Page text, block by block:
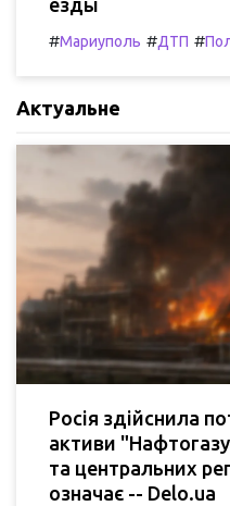
езды
#Мариуполь #ДТП #
Актуальне
Росія здійснила
активи
та центральних
означає -- Delo.ua